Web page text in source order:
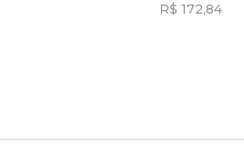
R$ 172,84